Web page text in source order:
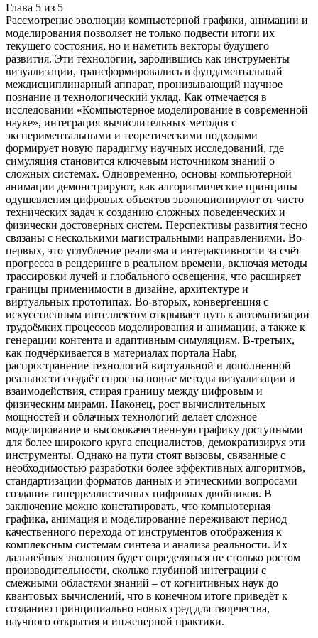
Глава 5 из 5
Рассмотрение эволюции компьютерной графики, анимации и
моделирования позволяет не только подвести итоги их
текущего состояния, но и наметить векторы будущего
развития. Эти технологии, зародившись как инструменты
визуализации, трансформировались в фундаментальный
междисциплинарный аппарат, пронизывающий научное
познание и технологический уклад. Как отмечается в
исследовании «Компьютерное моделирование в современной
науке», интеграция вычислительных методов с
экспериментальными и теоретическими подходами
формирует новую парадигму научных исследований, где
симуляция становится ключевым источником знаний о
сложных системах. Одновременно, основы компьютерной
анимации демонстрируют, как алгоритмические принципы
одушевления цифровых объектов эволюционируют от чисто
технических задач к созданию сложных поведенческих и
физически достоверных систем. Перспективы развития тесно
связаны с несколькими магистральными направлениями. Во-
первых, это углубление реализма и интерактивности за счёт
прогресса в рендеринге в реальном времени, включая методы
трассировки лучей и глобального освещения, что расширяет
границы применимости в дизайне, архитектуре и
виртуальных прототипах. Во-вторых, конвергенция с
искусственным интеллектом открывает путь к автоматизации
трудоёмких процессов моделирования и анимации, а также к
генерации контента и адаптивным симуляциям. В-третьих,
как подчёркивается в материалах портала Habr,
распространение технологий виртуальной и дополненной
реальности создаёт спрос на новые методы визуализации и
взаимодействия, стирая границу между цифровым и
физическим мирами. Наконец, рост вычислительных
мощностей и облачных технологий делает сложное
моделирование и высококачественную графику доступными
для более широкого круга специалистов, демократизируя эти
инструменты. Однако на пути стоят вызовы, связанные с
необходимостью разработки более эффективных алгоритмов,
стандартизации форматов данных и этическими вопросами
создания гиперреалистичных цифровых двойников. В
заключение можно констатировать, что компьютерная
графика, анимация и моделирование переживают период
качественного перехода от инструментов отображения к
комплексным системам синтеза и анализа реальности. Их
дальнейшая эволюция будет определяться не столько ростом
производительности, сколько глубиной интеграции с
смежными областями знаний – от когнитивных наук до
квантовых вычислений, что в конечном итоге приведёт к
созданию принципиально новых сред для творчества,
научного открытия и инженерной практики.